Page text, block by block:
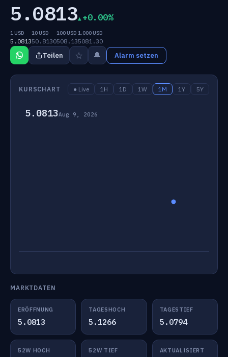
5.0813 +0.00%
1 USD
5.0813
10 USD
50.8130
100 USD
508.13
1,000 USD
5081.30
Teilen ☆ 🔔 Alarm setzen
KURSCHART ● Live 1H 1D 1W 1M 1Y 5Y
5.0813Aug 9, 2026
MARKTDATEN
ERÖFFNUNG
5.0813
TAGESHOCH
5.1266
TAGESTIEF
5.0794
52W HOCH 52W TIEF AKTUALISIERT